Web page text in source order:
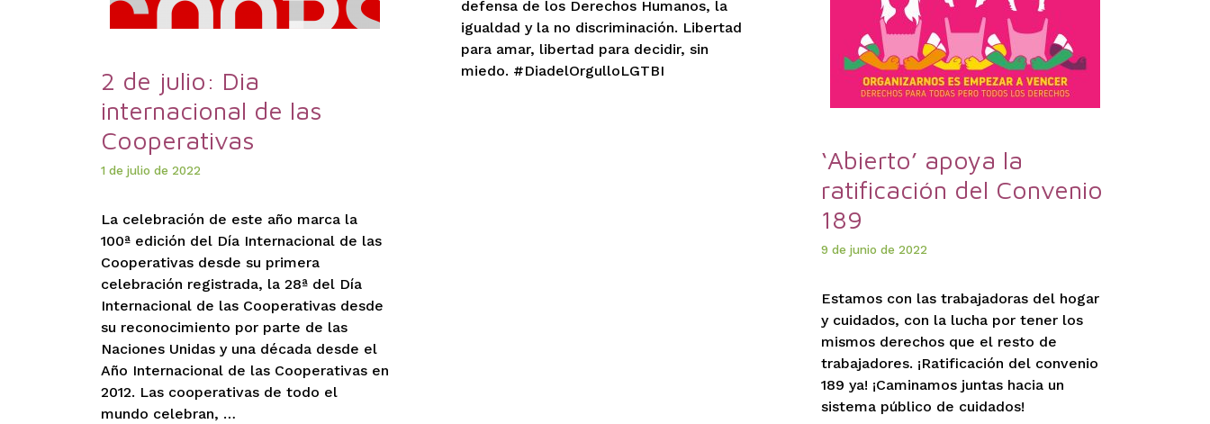
2 de julio: Dia
internacional de las
Cooperativas
1 de julio de 2022
La celebración de este año marca la
100ª edición del Día Internacional de las
Cooperativas desde su primera
celebración registrada, la 28ª del Día
Internacional de las Cooperativas desde
su reconocimiento por parte de las
Naciones Unidas y una década desde el
Año Internacional de las Cooperativas en
2012. Las cooperativas de todo el
mundo celebran, …
defensa de los Derechos Humanos, la
igualdad y la no discriminación. Libertad
para amar, libertad para decidir, sin
miedo. #DiadelOrgulloLGTBI
‘Abierto’ apoya la
ratificación del Convenio
189
9 de junio de 2022
Estamos con las trabajadoras del hogar
y cuidados, con la lucha por tener los
mismos derechos que el resto de
trabajadores. ¡Ratificación del convenio
189 ya! ¡Caminamos juntas hacia un
sistema público de cuidados!